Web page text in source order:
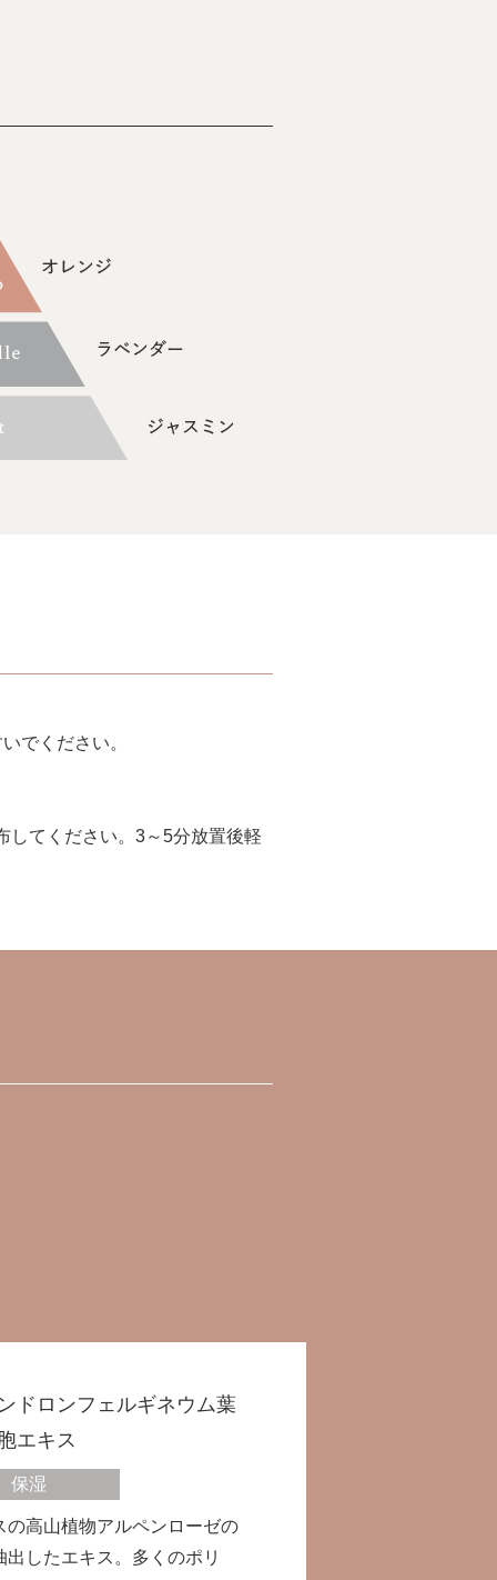
でください。
してください。3～5分放置後軽
ドロンフェルギネウム葉
エキス
保湿
の高山植物アルペンローゼの
出したエキス。多くのポリ